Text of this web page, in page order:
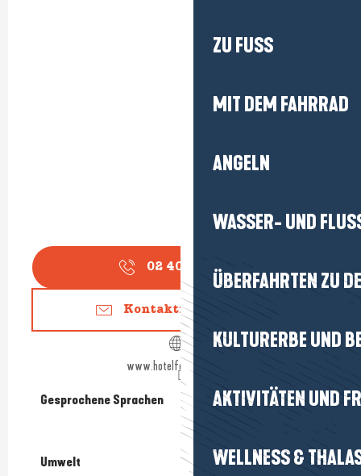
ZU FUSS
MIT DEM FAHRRAD
ANGELN
WASSER- UND
ÜBERFAHRTEN ZU
KULTURERBE UND
AKTIVITÄTEN UND
WELLNESS &
02 40 15 77
Kontaktieren Sie uns
www.hotelfortocean.com
Gesprochene Sprachen
Gesprochene Sprachen
Umwelt
Umwelt